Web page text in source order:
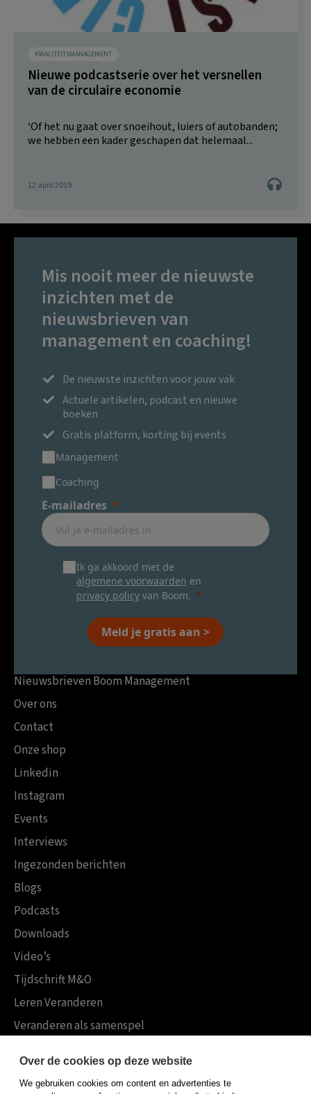
KWALITEITSMANAGEMENT
Nieuwe podcastserie over het versnellen
van de circulaire economie
‘Of het nu gaat over snoeihout, luiers of autobanden;
we hebben een kader geschapen dat helemaal...
12 april 2019
Mis nooit meer de nieuwste
inzichten met de
nieuwsbrieven van
management en coaching!
De nieuwste inzichten voor jouw vak
Actuele artikelen, podcast en nieuwe
boeken
Gratis platform, korting bij events
Management
Coaching
E-mailadres
Ik ga akkoord met de
algemene voorwaarden en
privacy policy van Boom.
Meld je gratis aan >
Nieuwsbrieven Boom Management
Over ons
Contact
Onze shop
Linkedin
Instagram
Events
Interviews
Ingezonden berichten
Blogs
Podcasts
Downloads
Video’s
Tijdschrift M&O
Leren Veranderen
Veranderen als samenspel
Koninklijke Boom uitgevers
Over de cookies op deze website
We gebruiken cookies om content en advertenties te